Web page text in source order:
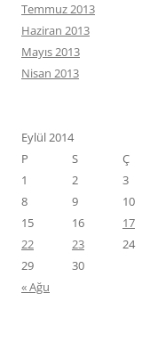
Temmuz 2013
Haziran 2013
Mayıs 2013
Nisan 2013
Eylül 2014
P
S Ç
1
2 3
8
9 10
15
16 17
22
23 24
29
30
« Ağu